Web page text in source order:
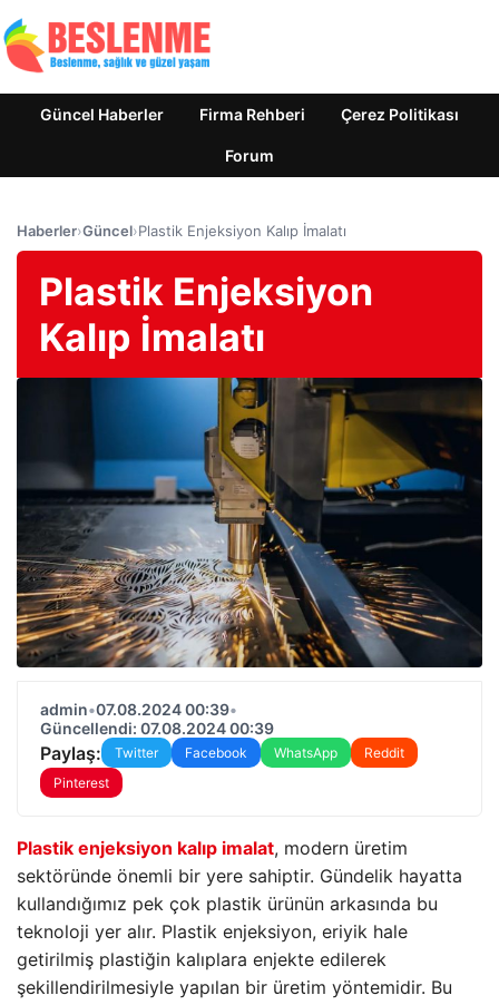
Güncel Haberler Firma Rehberi Çerez Politikası
Forum
Haberler›Güncel›Plastik Enjeksiyon Kalıp İmalatı
Plastik Enjeksiyon
Kalıp İmalatı
admin•07.08.2024 00:39•
Güncellendi: 07.08.2024 00:39
Paylaş: Twitter Facebook WhatsApp
Reddit
Pinterest
Plastik enjeksiyon kalıp imalat, modern üretim
sektöründe önemli bir yere sahiptir. Gündelik hayatta
kullandığımız pek çok plastik ürünün arkasında bu
teknoloji yer alır. Plastik enjeksiyon, eriyik hale
getirilmiş plastiğin kalıplara enjekte edilerek
şekillendirilmesiyle yapılan bir üretim yöntemidir. Bu